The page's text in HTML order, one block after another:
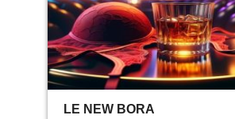
LE NEW BORA